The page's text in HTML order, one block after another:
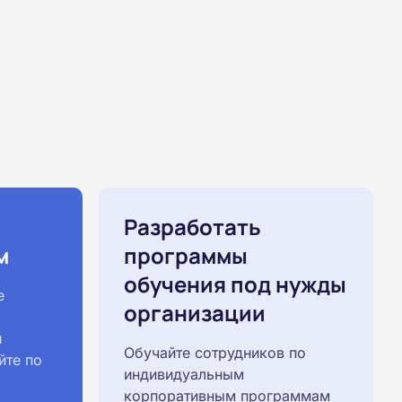
по
Разработать
программы
обучения под нужды
организации
Обучайте сотрудников по
индивидуальным
корпоративным программам